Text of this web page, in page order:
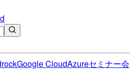
Google CloudAzureセミナー会